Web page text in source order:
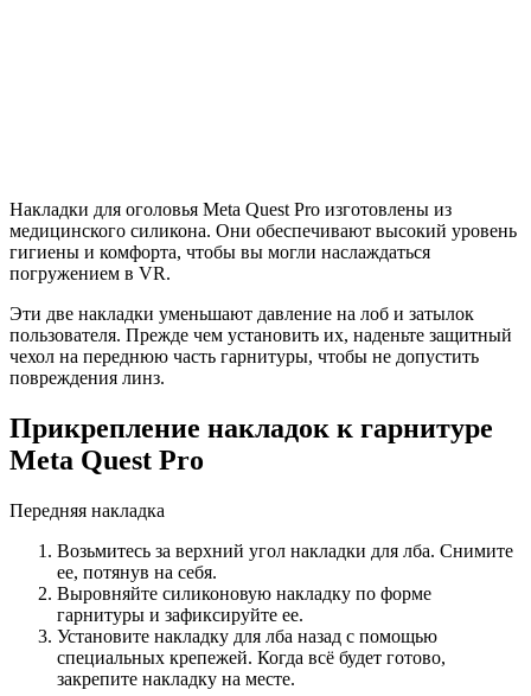
Накладки для оголовья Meta Quest Pro изготовлены из
медицинского силикона. Они обеспечивают высокий уровень
гигиены и комфорта, чтобы вы могли наслаждаться
погружением в VR.
Эти две накладки уменьшают давление на лоб и затылок
пользователя. Прежде чем установить их, наденьте защитный
чехол на переднюю часть гарнитуры, чтобы не допустить
повреждения линз.
Прикрепление накладок к гарнитуре
Meta Quest Pro
Передняя накладка
Возьмитесь за верхний угол накладки для лба. Снимите
ее, потянув на себя.
Выровняйте силиконовую накладку по форме
гарнитуры и зафиксируйте ее.
Установите накладку для лба назад с помощью
специальных крепежей. Когда всё будет готово,
закрепите накладку на месте.